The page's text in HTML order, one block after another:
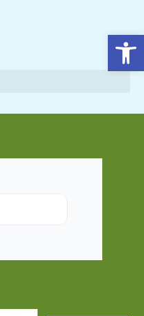
Eszköztár megnyitása